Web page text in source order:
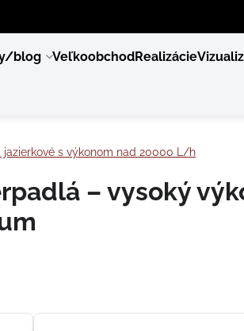
blog VeľkoobchodRealizácie
jazierkové s výkonom nad 20000 L/h
– vysoký